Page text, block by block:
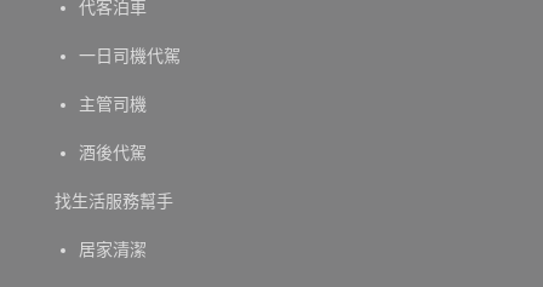
代客泊車
一日司機代駕
主管司機
酒後代駕
找生活服務幫手
居家清潔